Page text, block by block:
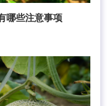
哪些注意事项